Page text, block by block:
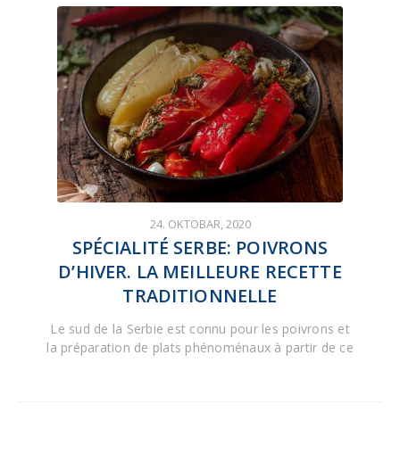
24. OKTOBAR, 2020
SPÉCIALITÉ SERBE: POIVRONS
D’HIVER. LA MEILLEURE RECETTE
TRADITIONNELLE
Le sud de la Serbie est connu pour les poivrons et
la préparation de plats phénoménaux à partir de ce